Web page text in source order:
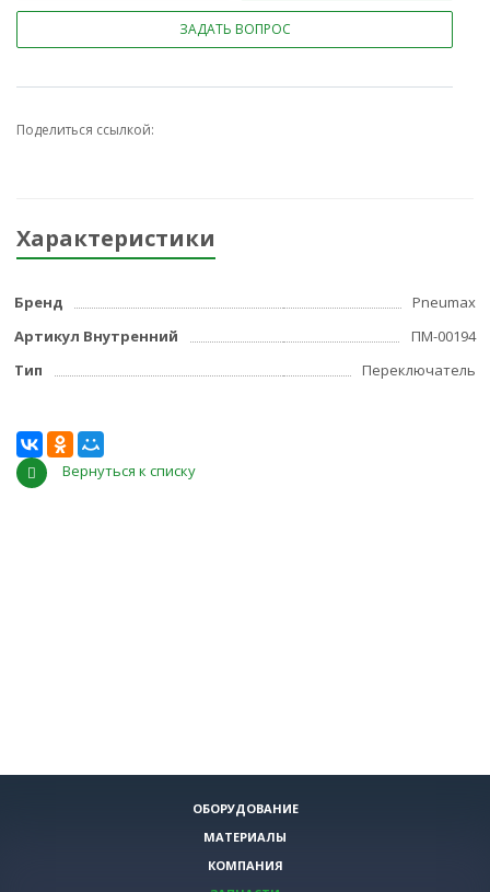
ЗАДАТЬ ВОПРОС
Поделиться ссылкой:
Характеристики
Бренд
Pneumax
Артикул Внутренний
ПМ-00194
Тип
Переключатель
Вернуться к списку
ОБОРУДОВАНИЕ
МАТЕРИАЛЫ
КОМПАНИЯ